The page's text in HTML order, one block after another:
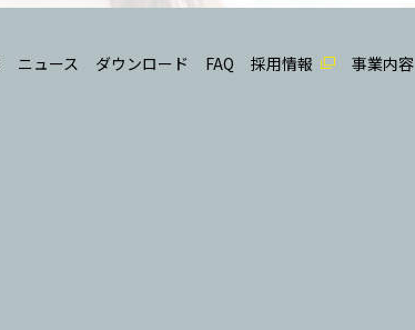
ニュース ダウンロード FAQ 採用情報 事業内容